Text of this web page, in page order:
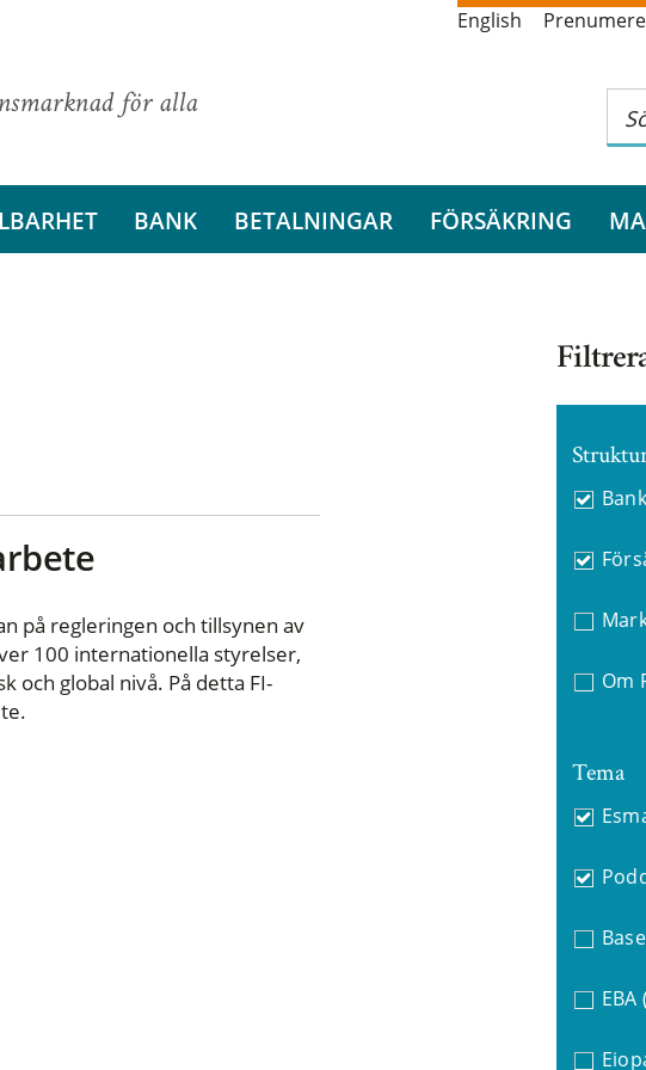
för alla
English
BANK BETALNINGAR FÖRSÄKRING
på regleringen och tillsynen av
100 internationella styrelser,
och global nivå. På detta FI-
Bank
Om
Tema
EBA